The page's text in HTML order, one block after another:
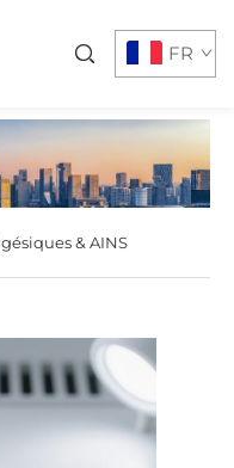
FR
& AINS